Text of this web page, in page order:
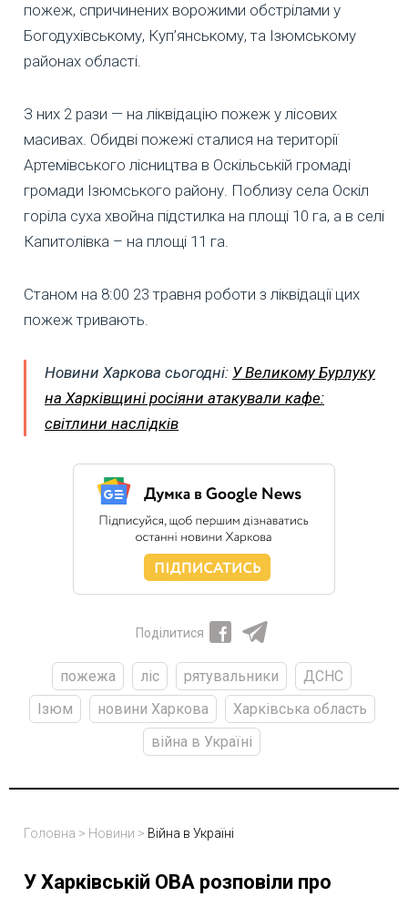
пожеж, спричинених ворожими обстрілами у
Богодухівському, Куп’янському, та Ізюмському
районах області.
З них 2 рази — на ліквідацію пожеж у лісових
масивах. Обидві пожежі сталися на території
Артемівського лісництва в Оскільській громаді
громади Ізюмського району. Поблизу села Оскіл
горіла суха хвойна підстилка на площі 10 га, а в селі
Капитолівка – на площі 11 га.
Станом на 8:00 23 травня роботи з ліквідації цих
пожеж тривають.
Новини Харкова сьогодні: У Великому Бурлуку
на Харківщині росіяни атакували кафе:
світлини наслідків
Поділитися
пожежа ліс рятувальники
ДСНС
Ізюм
новини Харкова
Харківська область
війна в Україні
Головна > Новини > Війна в Україні
У Харківській ОВА розповіли про